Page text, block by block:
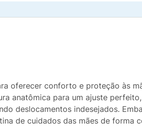
oferecer conforto e proteção às
anatômica para um ajuste
deslocamentos indesejados.
de cuidados das mães de forma